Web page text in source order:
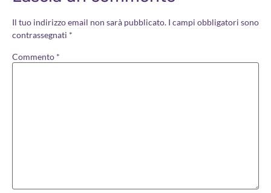
Il tuo indirizzo email non sarà pubblicato. I campi obbligatori sono
contrassegnati *
Commento *